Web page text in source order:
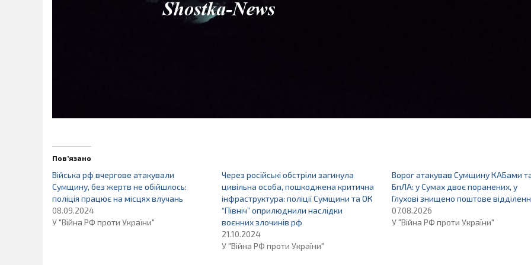
Пов’язано
Війська рф вчергове атакували
Сумщину, без жертв не обійшлось:
поліція працює на місцях влучань
08.09.2024
У "Війна РФ проти України"
Через російські обстріли загинула
цивільна особа, пошкоджена критична
інфраструктура: поліції Сумщини та ОК
“Північ” оприлюднили наслідки
воєнних злочинів рф
21.10.2024
У "Війна РФ проти України"
Ворог атакував Сумщину КАБами
БпЛА: у Сумах двоє поранених, у
Глухові знищено поштове
07.08.2026
У "Війна РФ проти України"